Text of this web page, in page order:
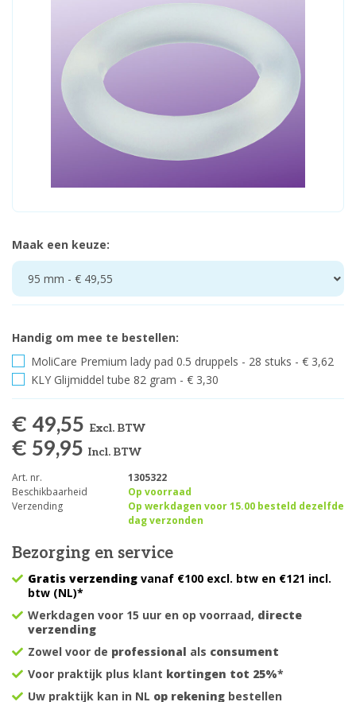
Maak een keuze:
95 mm - € 49,55
Handig om mee te bestellen:
MoliCare Premium lady pad 0.5 druppels - 28 stuks - € 3,62
KLY Glijmiddel tube 82 gram - € 3,30
€ 49,55 Excl. BTW
€ 59,95 Incl. BTW
Art. nr.
1305322
Beschikbaarheid
Op voorraad
Verzending
Op werkdagen voor 15.00 besteld dezelfde
dag verzonden
Bezorging en service
Gratis verzending vanaf €100 excl. btw en €121 incl.
btw (NL)*
Werkdagen voor 15 uur en op voorraad, directe
verzending
Zowel voor de professional als consument
Voor praktijk plus klant kortingen tot 25%*
Uw praktijk kan in NL op rekening bestellen